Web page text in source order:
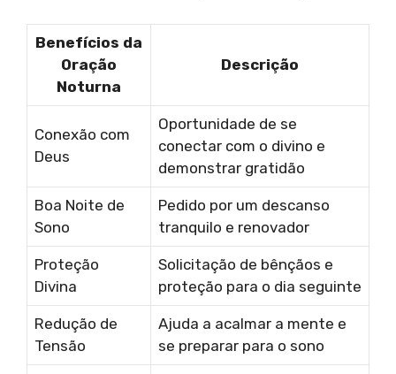
Benefícios da
Oração
Noturna
Descrição
Conexão com
Deus
Oportunidade de se
conectar com o divino e
demonstrar gratidão
Boa Noite de
Sono
Pedido por um descanso
tranquilo e renovador
Proteção
Divina
Solicitação de bênçãos e
proteção para o dia seguinte
Redução de
Tensão
Ajuda a acalmar a mente e
se preparar para o sono